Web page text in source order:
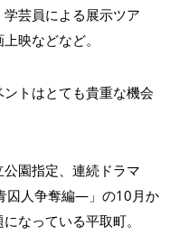
芸員による展示ツア
映などなど。
トはとても貴重な機会
園指定、連続ドラマ
囚人争奪編―」の10月か
なっている平取町。